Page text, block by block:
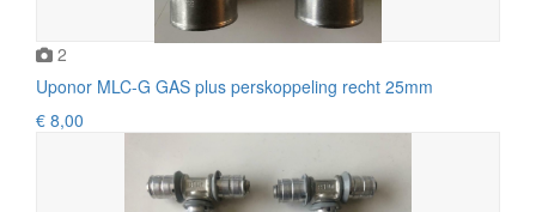
2
Uponor MLC-G GAS plus perskoppeling recht 25mm
€ 8,00